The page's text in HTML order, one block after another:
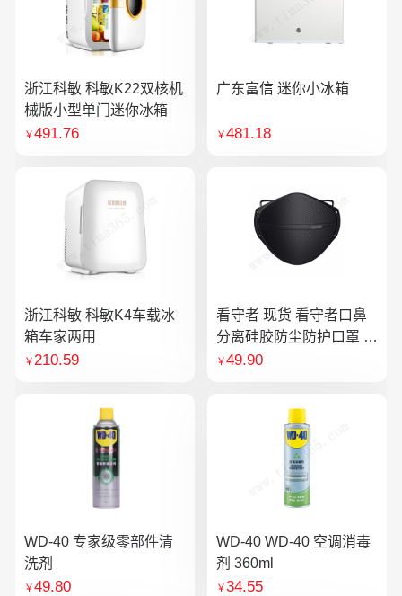
浙江科敏 科敏K22双核机
械版小型单门迷你冰箱
￥491.76
广东富信 迷你小冰箱
￥481.18
浙江科敏 科敏K4车载冰
箱车家两用
￥210.59
看守者 现货 看守者口鼻
分离硅胶防尘防护口罩 1
个口罩含10片滤芯
￥49.90
WD-40 专家级零部件清
洗剂
￥49.80
WD-40 WD-40 空调消毒
剂 360ml
￥34.55